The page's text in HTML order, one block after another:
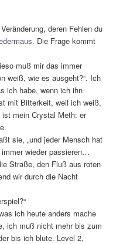
deren Fehlen du
. Die Frage kommt
muß mir das immer
weiß, wie es ausgeht?“. Ich
ich habe, wenn ich ihn
mit Bitterkeit, weil ich weiß,
ist mein Crystal Meth: er
sie, „und jeder Mensch hat
wieder passieren…
Straße, den Fluß aus roten
wir durch die Nacht
ich heute anders mache
ich muß nicht mehr bis zum
bis ich blute. Level 2,